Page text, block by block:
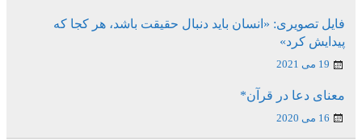
فایل تصویری: «انسان باید دنبال حقیقت باشد، هر کجا که
پیدایش کرد»
19 می 2021
معنای دعا در قرآن*
16 می 2020